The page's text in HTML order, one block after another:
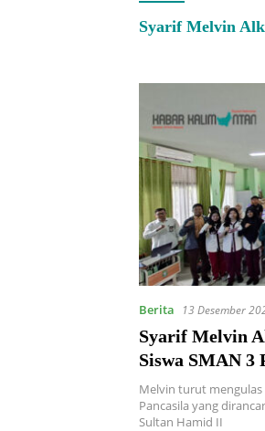
Syarif Melvin
Berita 13 Desember
Syarif Melvin
Siswa SMAN 3
Pilar
Melvin turut mengulas
Pancasila yang
Sultan Hamid II